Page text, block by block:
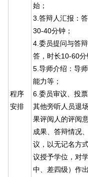
程序
安排
始；
3.答辩人汇报：
30-40分钟；
4.委员提问与答
答，时长10-60分
5.导师介绍：导
能力等；
6.委员审议、投
其他旁听人员退
果评阅人的评阅
成果、答辩情况
议，以无记名方
议授予学位，对
中、差四级）作